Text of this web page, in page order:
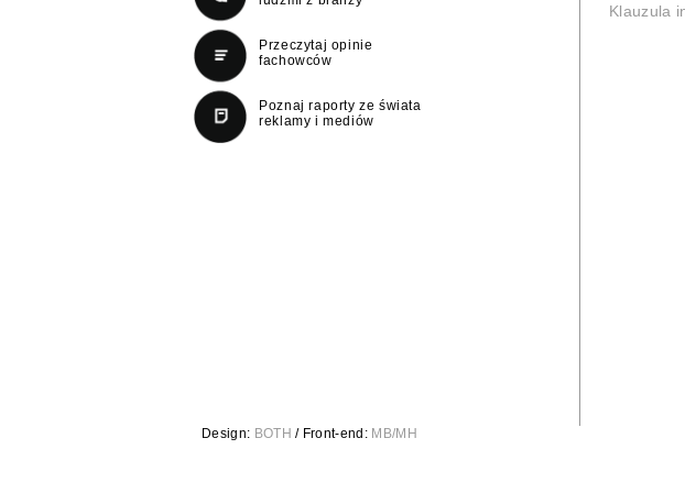
Przeczytaj opinie
fachowców
Poznaj raporty ze świata
reklamy i mediów
Klauzula
Design: BOTH / Front-end: MB/MH